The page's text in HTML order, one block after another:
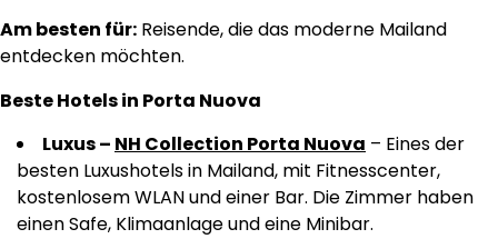
Am besten für: Reisende, die das moderne Mailand
entdecken möchten.
Beste Hotels in Porta Nuova
Luxus – NH Collection Porta Nuova – Eines der
besten Luxushotels in Mailand, mit Fitnesscenter,
kostenlosem WLAN und einer Bar. Die Zimmer haben
einen Safe, Klimaanlage und eine Minibar.